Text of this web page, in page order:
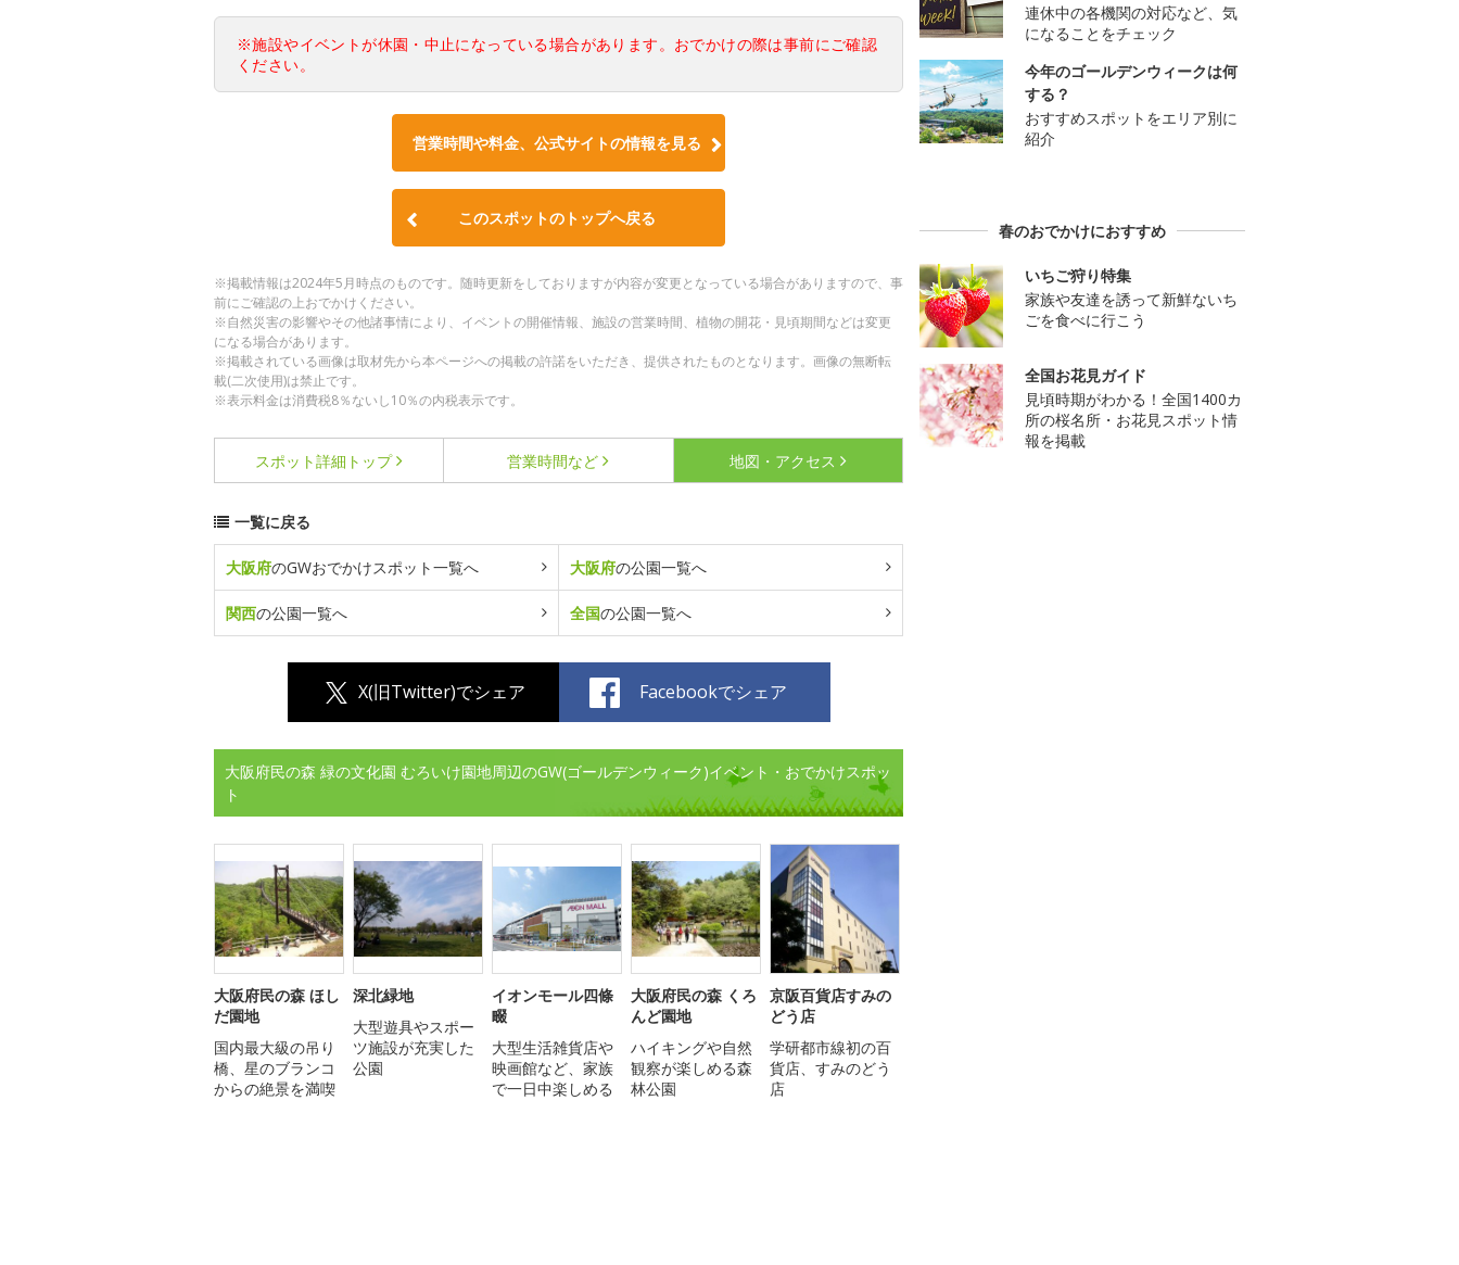
※施設やイベントが休園・中止になっている場合があります。おでかけの際は事前にご確認
ください。
営業時間や料金、公式サイトの情報を見る
このスポットのトップへ戻る
※掲載情報は2024年5月時点のものです。随時更新をしておりますが内容が変更となっている場合がありますので、事
前にご確認の上おでかけください。
※自然災害の影響やその他諸事情により、イベントの開催情報、施設の営業時間、植物の開花・見頃期間などは変更
になる場合があります。
※掲載されている画像は取材先から本ページへの掲載の許諾をいただき、提供されたものとなります。画像の無断転
載(二次使用)は禁止です。
※表示料金は消費税8％ないし10％の内税表示です。
スポット詳細 トップ 営業時間など 地図・アクセス
一覧に戻る
大阪府のGWおでかけスポット一覧へ 大阪府の公園一覧へ
関西の公園一覧へ 全国の公園一覧へ
X(旧Twitter)でシェア Facebookでシェア
大阪府民の森 緑の文化園 むろいけ園地周辺のGW(ゴールデンウィーク)イベント・おでかけスポッ
ト
大阪府民の森 ほし
だ園地
国内最大級の吊り
橋、星のブランコ
からの絶景を満喫
深北緑地
大型遊具やスポー
ツ施設が充実した
公園
イオンモール四條
畷
大型生活雑貨店や
映画館など、家族
で一日中楽しめる
大阪府民の森 くろ
んど園地
ハイキングや自然
観察が楽しめる森
林公園
京阪百貨店すみの
どう店
学研都市線初の百
貨店、すみのどう
店
連休中の各機関の対応など、気
になることをチェック
今年のゴールデンウィークは何
する？
おすすめスポットをエリア別に
紹介
春のおでかけにおすすめ
いちご狩り特集
家族や友達を誘って新鮮ないち
ごを食べに行こう
全国お花見ガイド
見頃時期がわかる！全国1400カ
所の桜名所・お花見スポット情
報を掲載